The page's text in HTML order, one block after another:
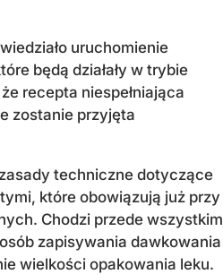
uruchomienie
będą działały w trybie
recepta niespełniająca
zostanie przyjęta
techniczne dotyczące
które obowiązują już przy
Chodzi przede wszystkim
zapisywania dawkowania
wielkości opakowania leku.